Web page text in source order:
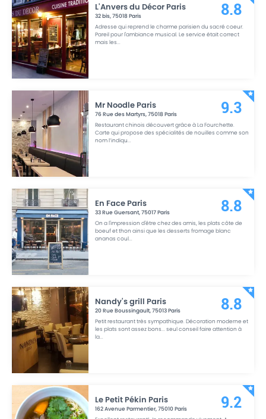
L'Anvers du Décor Paris
32 bis,75018 Paris
Adresse qui reprend le charme parisien du sacré coeur.
Pareil pour l'ambiance musical. Le service était correct
mais les...
8.8
Mr Noodle Paris
76 Rue des Martyrs,75018 Paris
Restaurant chinois découvert grâce à La Fourchette.
Carte qui propose des spécialités de nouilles comme son
nom l’indiqu...
9.3
En Face Paris
33 Rue Guersant,75017Paris
On a l'impression d'être chez des amis, les plats côte de
boeuf et thon ainsi que les desserts fromage blanc
ananas coul...
8.8
Nandy's grill Paris
20 Rue Boussingault,75013Paris
Petit restaurant très sympathique. Décoration moderne et
les plats sont assez bons... seul conseil faire attention à
la...
8.8
Le Petit Pékin Paris
162 Avenue Parmentier,75010Paris
9.2